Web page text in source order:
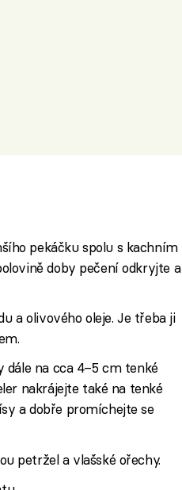
pekáčku spolu s kachním
doby pečení odkryjte a
a olivového oleje. Je třeba ji
na cca 4–5 cm tenké
nakrájejte také na tenké
a dobře promíchejte se
petržel a vlašské ořechy.